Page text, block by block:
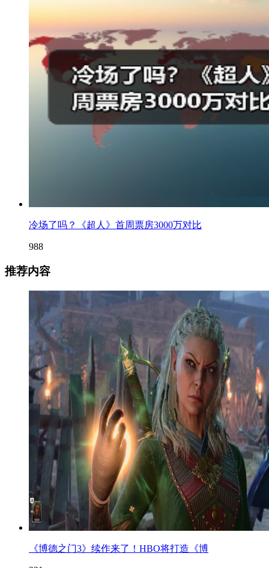
冷场了吗？《超人》首周票房3000万对比
988
推荐内容
《博德之门3》续作来了！HBO将打造《博